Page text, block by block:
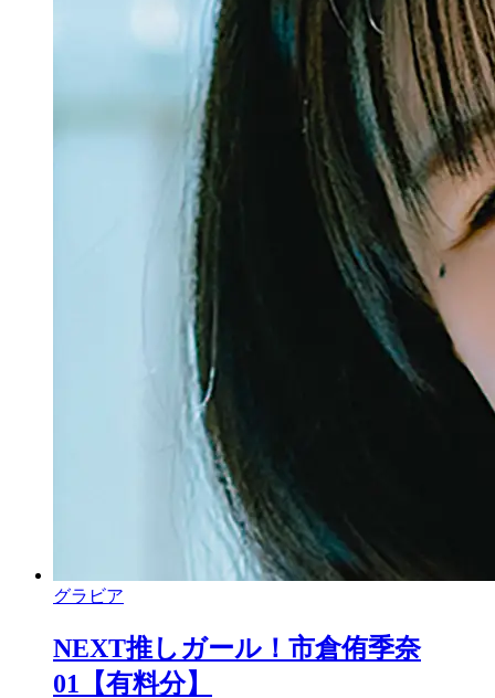
グラビア
NEXT推しガール！市倉侑季奈
01【有料分】